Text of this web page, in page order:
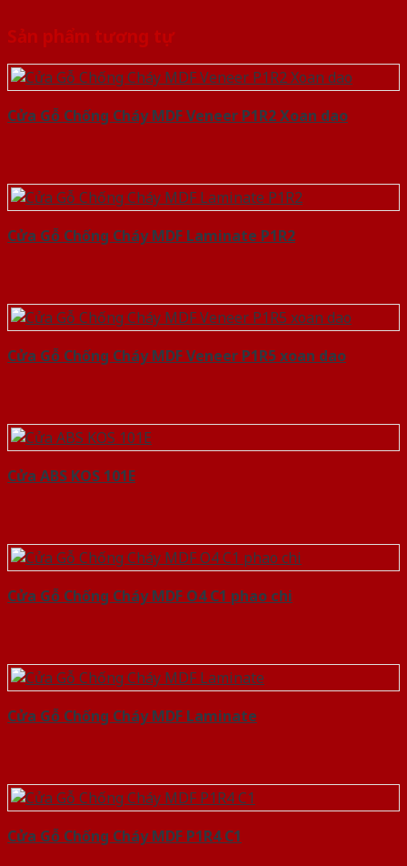
Sản phẩm tương tự
Cửa Gỗ Chống Cháy MDF Veneer P1R2 Xoan dao
Cửa Gỗ Chống Cháy MDF Laminate P1R2
Cửa Gỗ Chống Cháy MDF Veneer P1R5 xoan dao
Cửa ABS KOS 101E
Cửa Gỗ Chống Cháy MDF O4 C1 phao chi
Cửa Gỗ Chống Cháy MDF Laminate
Cửa Gỗ Chống Cháy MDF P1R4 C1